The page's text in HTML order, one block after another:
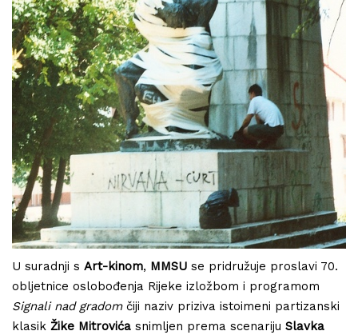
U suradnji s Art-kinom, MMSU se pridružuje proslavi 70.
obljetnice oslobođenja Rijeke izložbom i programom
Signali nad gradomčiji naziv priziva istoimeni partizanski
klasik Žike Mitrovića snimljen prema scenariju Slavka